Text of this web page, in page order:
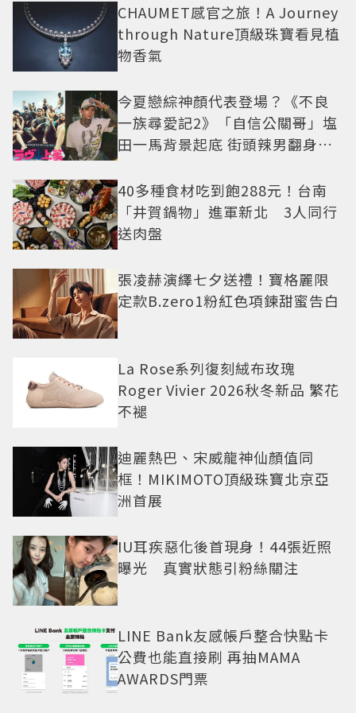
CHAUMET感官之旅！A Journey
through Nature頂級珠寶看見植
物香氣
今夏戀綜神顏代表登場？《不良
一族尋愛記2》「自信公關哥」塩
田一馬背景起底 街頭辣男翻身當
40多種食材吃到飽288元！台南
「井賀鍋物」進軍新北 3人同行
送肉盤
張凌赫演繹七夕送禮！寶格麗限
定款B.zero1粉紅色項鍊甜蜜告白
La Rose系列復刻絨布玫瑰
Roger Vivier 2026秋冬新品 繁花
不褪
迪麗熱巴、宋威龍神仙顏值同
框！MIKIMOTO頂級珠寶北京亞
洲首展
IU耳疾惡化後首現身！44張近照
曝光 真實狀態引粉絲關注
LINE Bank友感帳戶整合快點卡
公費也能直接刷 再抽MAMA
AWARDS門票